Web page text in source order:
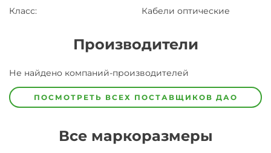
Класс: Кабели оптические
Производители
ЗаводЗавод-
предпочел
скрыть
Не найдено компаний-производителей
ПОСМОТРЕТЬ ВСЕХ ПОСТАВЩИКОВ ДАО
Все маркоразмеры